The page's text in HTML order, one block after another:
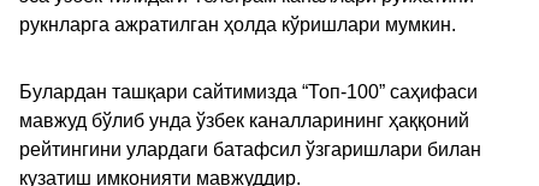
рукнларга ажратилган ҳолда кўришлари мумкин.
Булардан ташқари сайтимизда “Топ-100” саҳифаси
мавжуд бўлиб унда ўзбек каналларининг ҳаққоний
рейтингини улардаги батафсил ўзгаришлари билан
кузатиш имконияти мавжуддир.